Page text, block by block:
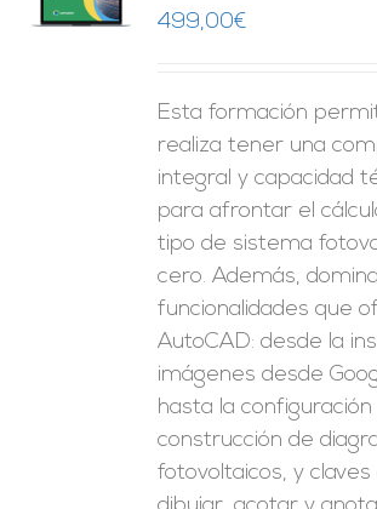
499,00€
Esta formación
realiza tener una
integral y capacidad
para afrontar el
tipo de sistema
cero. Además,
funcionalidades que
AutoCAD: desde la
imágenes desde
hasta la
construcción de
fotovoltaicos, y claves